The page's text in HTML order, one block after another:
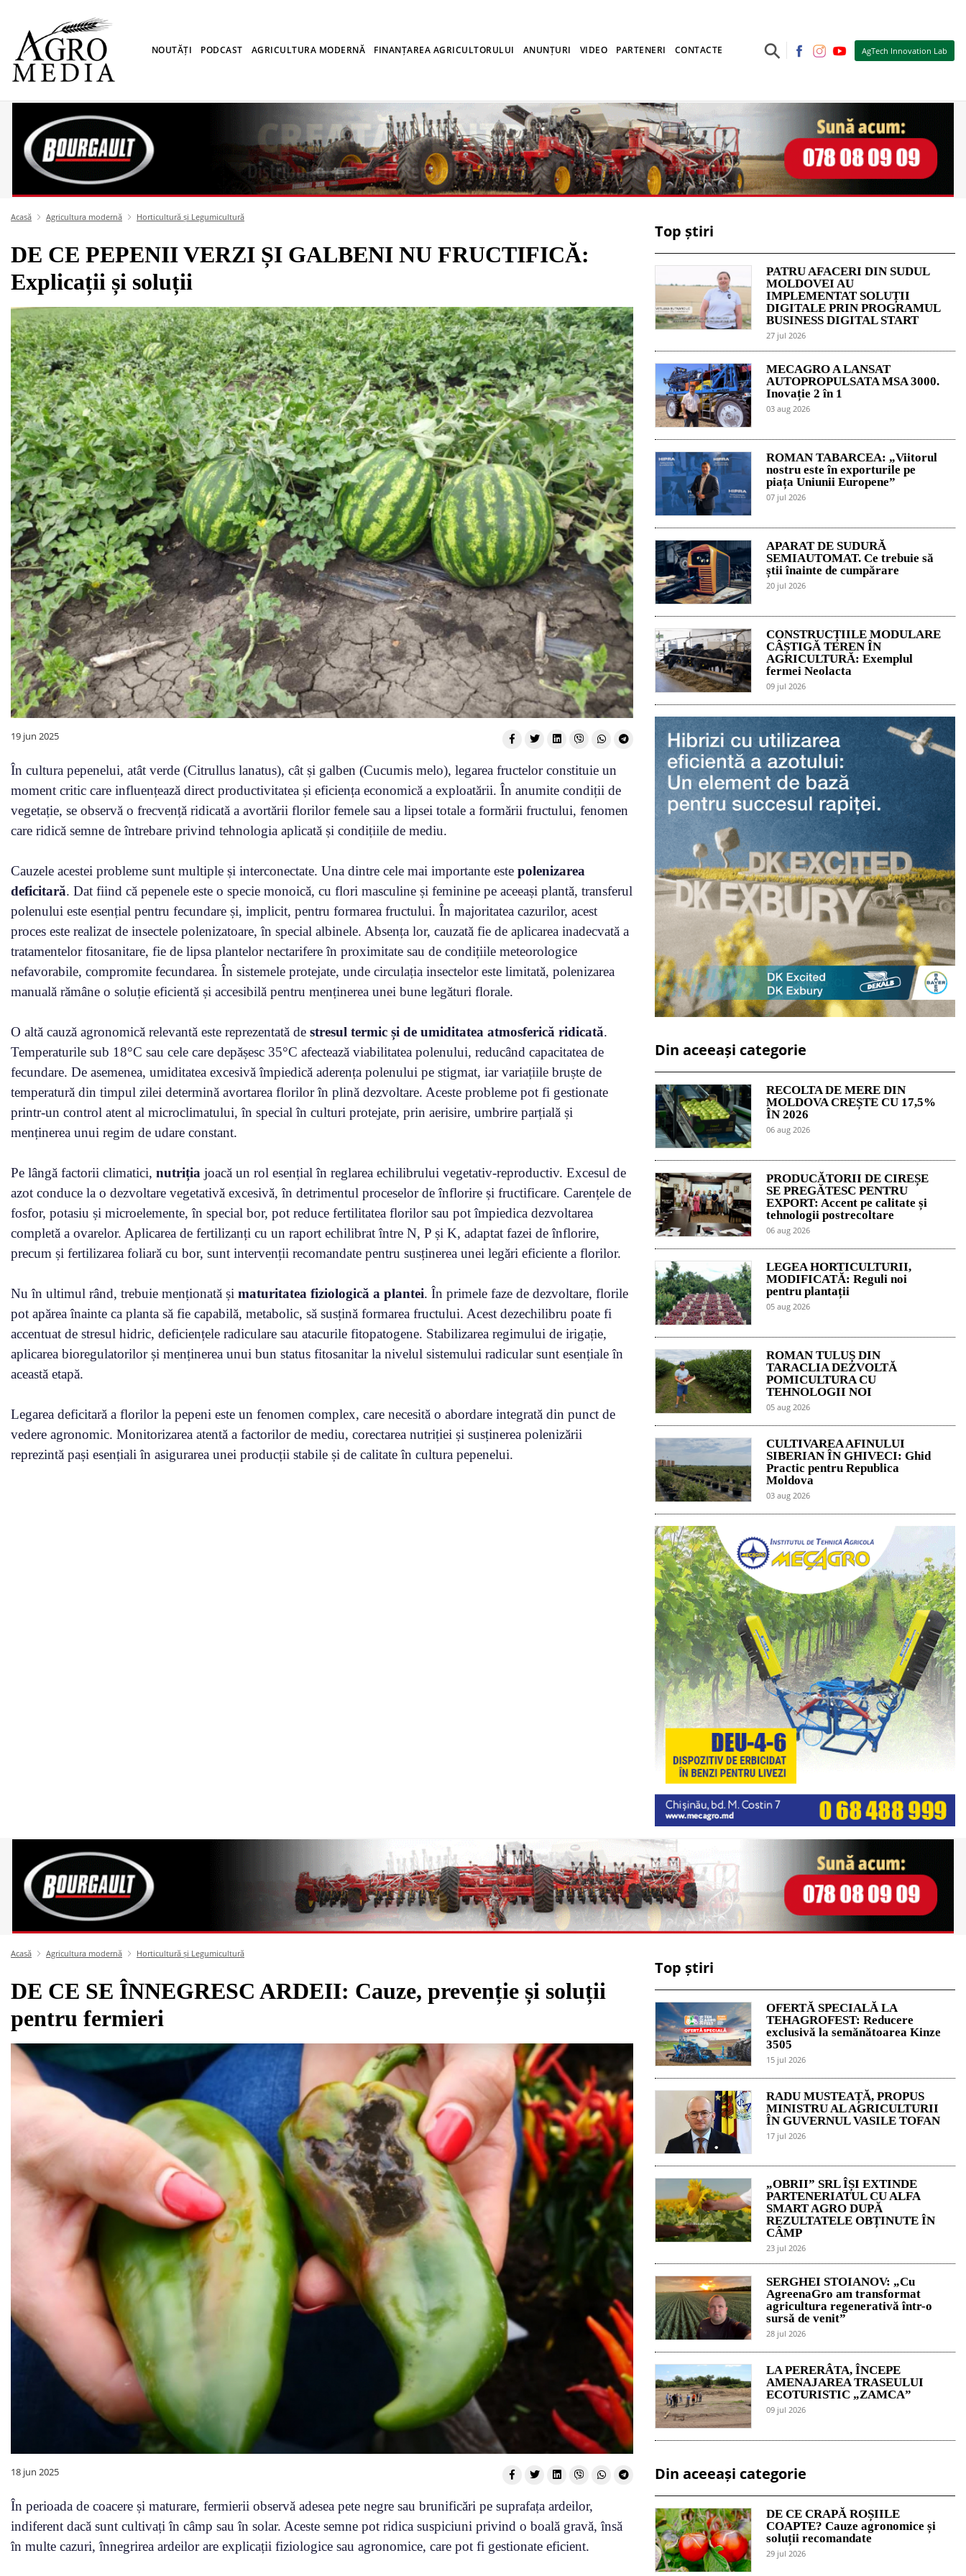
NOUTĂȚI PODCAST AGRICULTURA MODERNĂ FINANȚAREA AGRICULTORULUI ANUNȚURI VIDEO PARTENERI CONTACTE ⚲ AgTech Innovation Lab
Acasă Agricultura modernă Horticultură și Legumicultură
DE CE PEPENII VERZI ȘI GALBENI NU FRUCTIFICĂ:
Explicații și soluții
19 jun 2025
În cultura pepenelui, atât verde (Citrullus lanatus), cât și galben (Cucumis melo), legarea fructelor constituie un
moment critic care influențează direct productivitatea și eficiența economică a exploatării. În anumite condiții de
vegetație, se observă o frecvență ridicată a avortării florilor femele sau a lipsei totale a formării fructului, fenomen
care ridică semne de întrebare privind tehnologia aplicată și condițiile de mediu.
Cauzele acestei probleme sunt multiple și interconectate. Una dintre cele mai importante este polenizarea
deficitară. Dat fiind că pepenele este o specie monoică, cu flori masculine și feminine pe aceeași plantă, transferul
polenului este esențial pentru fecundare și, implicit, pentru formarea fructului. În majoritatea cazurilor, acest
proces este realizat de insectele polenizatoare, în special albinele. Absența lor, cauzată fie de aplicarea inadecvată a
tratamentelor fitosanitare, fie de lipsa plantelor nectarifere în proximitate sau de condițiile meteorologice
nefavorabile, compromite fecundarea. În sistemele protejate, unde circulația insectelor este limitată, polenizarea
manuală rămâne o soluție eficientă și accesibilă pentru menținerea unei bune legături florale.
O altă cauză agronomică relevantă este reprezentată de stresul termic și de umiditatea atmosferică ridicată.
Temperaturile sub 18°C sau cele care depășesc 35°C afectează viabilitatea polenului, reducând capacitatea de
fecundare. De asemenea, umiditatea excesivă împiedică aderența polenului pe stigmat, iar variațiile bruște de
temperatură din timpul zilei determină avortarea florilor în plină dezvoltare. Aceste probleme pot fi gestionate
printr-un control atent al microclimatului, în special în culturi protejate, prin aerisire, umbrire parțială și
menținerea unui regim de udare constant.
Pe lângă factorii climatici, nutriția joacă un rol esențial în reglarea echilibrului vegetativ-reproductiv. Excesul de
azot conduce la o dezvoltare vegetativă excesivă, în detrimentul proceselor de înflorire și fructificare. Carențele de
fosfor, potasiu și microelemente, în special bor, pot reduce fertilitatea florilor sau pot împiedica dezvoltarea
completă a ovarelor. Aplicarea de fertilizanți cu un raport echilibrat între N, P și K, adaptat fazei de înflorire,
precum și fertilizarea foliară cu bor, sunt intervenții recomandate pentru susținerea unei legări eficiente a florilor.
Nu în ultimul rând, trebuie menționată și maturitatea fiziologică a plantei. În primele faze de dezvoltare, florile
pot apărea înainte ca planta să fie capabilă, metabolic, să susțină formarea fructului. Acest dezechilibru poate fi
accentuat de stresul hidric, deficiențele radiculare sau atacurile fitopatogene. Stabilizarea regimului de irigație,
aplicarea bioregulatorilor și menținerea unui bun status fitosanitar la nivelul sistemului radicular sunt esențiale în
această etapă.
Legarea deficitară a florilor la pepeni este un fenomen complex, care necesită o abordare integrată din punct de
vedere agronomic. Monitorizarea atentă a factorilor de mediu, corectarea nutriției și susținerea polenizării
reprezintă pași esențiali în asigurarea unei producții stabile și de calitate în cultura pepenelui.
Top știri
PATRU AFACERI DIN SUDUL
MOLDOVEI AU
IMPLEMENTAT SOLUȚII
DIGITALE PRIN PROGRAMUL
BUSINESS DIGITAL START
27 jul 2026
MECAGRO A LANSAT
AUTOPROPULSATA MSA 3000.
Inovație 2 în 1
03 aug 2026
ROMAN TABARCEA: „Viitorul
nostru este în exporturile pe
piața Uniunii Europene”
07 jul 2026
APARAT DE SUDURĂ
SEMIAUTOMAT. Ce trebuie să
știi înainte de cumpărare
20 jul 2026
CONSTRUCȚIILE MODULARE
CÂȘTIGĂ TEREN ÎN
AGRICULTURĂ: Exemplul
fermei Neolacta
09 jul 2026
Din aceeași categorie
RECOLTA DE MERE DIN
MOLDOVA CREȘTE CU 17,5%
ÎN 2026
06 aug 2026
PRODUCĂTORII DE CIREȘE
SE PREGĂTESC PENTRU
EXPORT: Accent pe calitate și
tehnologii postrecoltare
06 aug 2026
LEGEA HORTICULTURII,
MODIFICATĂ: Reguli noi
pentru plantații
05 aug 2026
ROMAN TULUȘ DIN
TARACLIA DEZVOLTĂ
POMICULTURA CU
TEHNOLOGII NOI
05 aug 2026
CULTIVAREA AFINULUI
SIBERIAN ÎN GHIVECI: Ghid
Practic pentru Republica
Moldova
03 aug 2026
Acasă Agricultura modernă Horticultură și Legumicultură
DE CE SE ÎNNEGRESC ARDEII: Cauze, prevenție și soluții
pentru fermieri
18 jun 2025
În perioada de coacere și maturare, fermierii observă adesea pete negre sau brunificări pe suprafața ardeilor,
indiferent dacă sunt cultivați în câmp sau în solar. Aceste semne pot ridica suspiciuni privind o boală gravă, însă
în multe cazuri, înnegrirea ardeilor are explicații fiziologice sau agronomice, care pot fi gestionate eficient.
Top știri
OFERTĂ SPECIALĂ LA
TEHAGROFEST: Reducere
exclusivă la semănătoarea Kinze
3505
15 jul 2026
RADU MUSTEAȚĂ, PROPUS
MINISTRU AL AGRICULTURII
ÎN GUVERNUL VASILE TOFAN
17 jul 2026
„OBRII” SRL ÎȘI EXTINDE
PARTENERIATUL CU ALFA
SMART AGRO DUPĂ
REZULTATELE OBȚINUTE ÎN
CÂMP
23 jul 2026
SERGHEI STOIANOV: „Cu
AgreenaGro am transformat
agricultura regenerativă într-o
sursă de venit”
28 jul 2026
LA PERERÂTA, ÎNCEPE
AMENAJAREA TRASEULUI
ECOTURISTIC „ZAMCA”
09 jul 2026
Din aceeași categorie
DE CE CRAPĂ ROȘIILE
COAPTE? Cauze agronomice și
soluții recomandate
29 jul 2026